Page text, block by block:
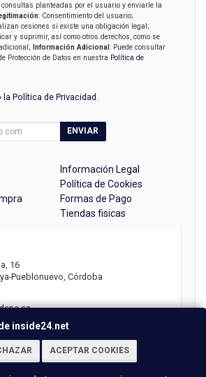
inside24.net
ACEPTAR COOKIES
consultas planteadas por el usuario y enviarle la
: Consentimiento del usuario;
cesiones si existe una obligación legal;
y suprimir, así como otros derechos, como se
Información Adicional : Puede consultar
Protección de Datos en nuestra Política de
la Política de Privacidad
ENVIAR
Información Legal
Política de Cookies
Formas de Pago
Tiendas fisicas
16
Pueblonuevo Córdoba